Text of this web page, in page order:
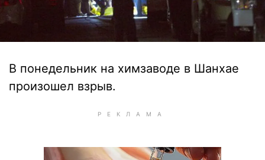
В понедельник на химзаводе в Шанхае
произошел взрыв.